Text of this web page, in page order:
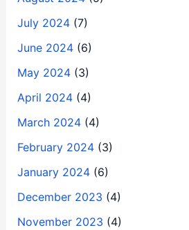
July 2024(7)
June 2024(6)
May 2024(3)
April 2024(4)
March 2024(4)
February 2024(3)
January 2024(6)
December 2023 (4)
November 2023 (4)